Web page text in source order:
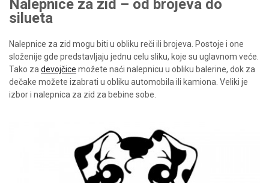
Nalepnice za zid – od brojeva do
silueta
Nalepnice za zid mogu biti u obliku reči ili brojeva. Postoje i one
složenije gde predstavljaju jednu celu sliku, koje su uglavnom veće.
Tako za devojčice možete naći nalepnicu u obliku balerine, dok za
dečake možete izabrati u obliku automobila ili kamiona. Veliki je
izbor i nalepnica za zid za bebine sobe.